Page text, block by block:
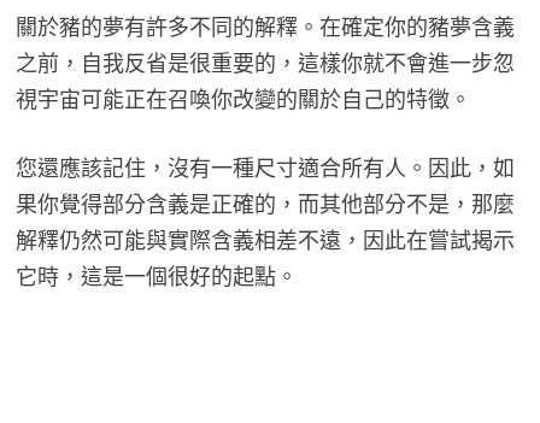
關於豬的夢有許多不同的解釋。在確定你的豬夢含義
之前，自我反省是很重要的，這樣你就不會進一步忽
視宇宙可能正在召喚你改變的關於自己的特徵。
您還應該記住，沒有一種尺寸適合所有人。因此，如
果你覺得部分含義是正確的，而其他部分不是，那麼
解釋仍然可能與實際含義相差不遠，因此在嘗試揭示
它時，這是一個很好的起點。